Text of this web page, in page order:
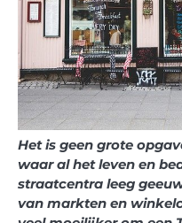
Het is geen grote
waar al het leven en
straatcentra leeg
van markten en